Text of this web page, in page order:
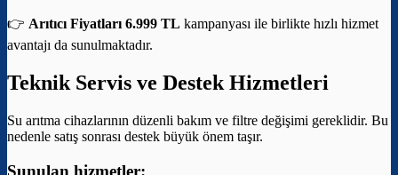
👉 Arıtıcı Fiyatları 6.999 TL kampanyası ile birlikte hızlı hizmet
avantajı da sunulmaktadır.
Teknik Servis ve Destek Hizmetleri
Su arıtma cihazlarının düzenli bakım ve filtre değişimi gereklidir. Bu
nedenle satış sonrası destek büyük önem taşır.
Sunulan hizmetler: